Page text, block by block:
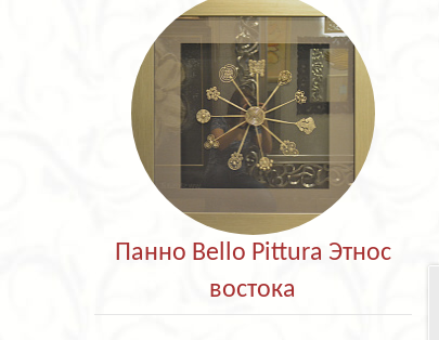
Панно Bello Pittura Этнос
востока